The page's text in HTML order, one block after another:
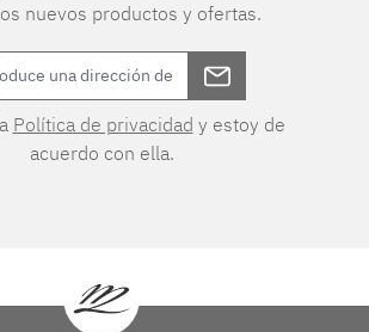
nuevos productos y ofertas.
Política de privacidad y estoy de
acuerdo con ella.